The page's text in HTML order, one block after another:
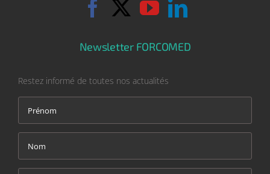
Newsletter FORCOMED
Restez informé de toutes nos actualités